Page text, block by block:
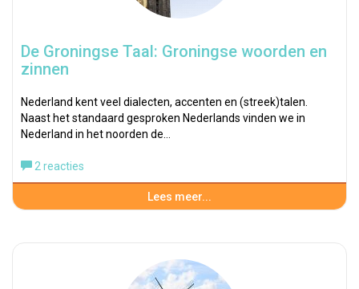
De Groningse Taal: Groningse woorden en
zinnen
Nederland kent veel dialecten, accenten en (streek)talen.
Naast het standaard gesproken Nederlands vinden we in
Nederland in het noorden de…
2 reacties
Lees meer...